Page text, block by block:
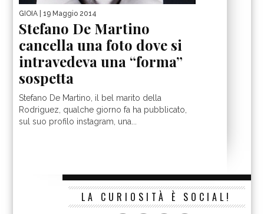
GIOIA | 19 Maggio 2014
Stefano De Martino
cancella una foto dove si
intravedeva una “forma”
sospetta
Stefano De Martino, il bel marito della
Rodriguez, qualche giorno fa ha pubblicato,
sul suo profilo instagram, una...
LA CURIOSITÀ È SOCIAL!